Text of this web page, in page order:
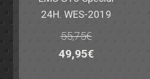
24H. WES-2019
55,75€
El
49,95€El